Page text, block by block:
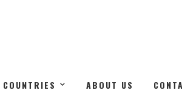
COUNTRIES ABOUT US